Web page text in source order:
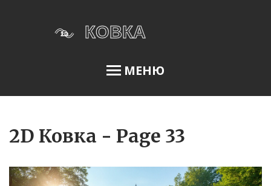
МЕНЮ
Меню
2D Ковка - Page 33